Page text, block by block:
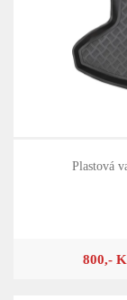
Plastová
800,-